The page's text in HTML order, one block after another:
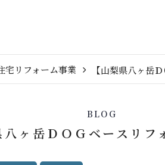
宅リフォーム事業 【山梨県八ヶ岳
BLOG
八ヶ岳ＤＯＧベースリ